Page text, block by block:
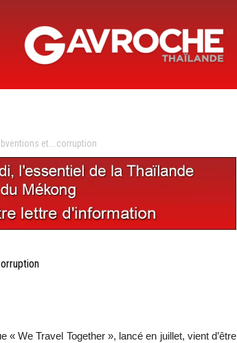
et….corruption
We Travel Together », lancé en juillet, vient d’être